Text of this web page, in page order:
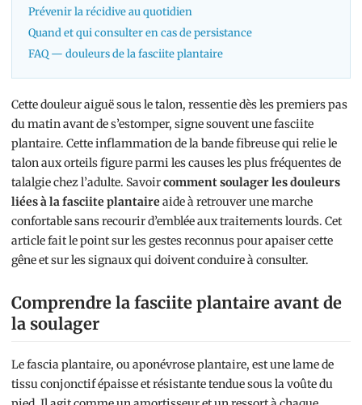
Prévenir la récidive au quotidien
Quand et qui consulter en cas de persistance
FAQ — douleurs de la fasciite plantaire
Cette douleur aiguë sous le talon, ressentie dès les premiers pas
du matin avant de s’estomper, signe souvent une fasciite
plantaire. Cette inflammation de la bande fibreuse qui relie le
talon aux orteils figure parmi les causes les plus fréquentes de
talalgie chez l’adulte. Savoircomment soulager les douleurs
liées à la fasciite plantaire aide à retrouver une marche
confortable sans recourir d’emblée aux traitements lourds. Cet
article fait le point sur les gestes reconnus pour apaiser cette
gêne et sur les signaux qui doivent conduire à consulter.
Comprendre la fasciite plantaire avant de
la soulager
Le fascia plantaire, ou aponévrose plantaire, est une lame de
tissu conjonctif épaisse et résistante tendue sous la voûte du